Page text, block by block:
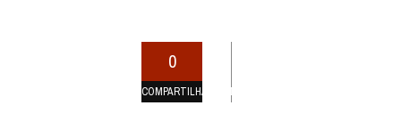
0
COMPARTILHAMENTOS